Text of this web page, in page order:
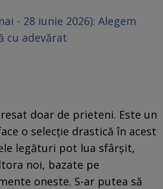
- 28 iunie 2026): Alegem
cu adevărat
doar de prieteni. Este un
o selecție drastică în acest
legături pot lua sfârșit,
noi, bazate pe
oneste. S-ar putea să